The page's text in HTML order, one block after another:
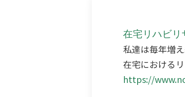
在宅リハビリ
私達は毎年増
在宅における
https://